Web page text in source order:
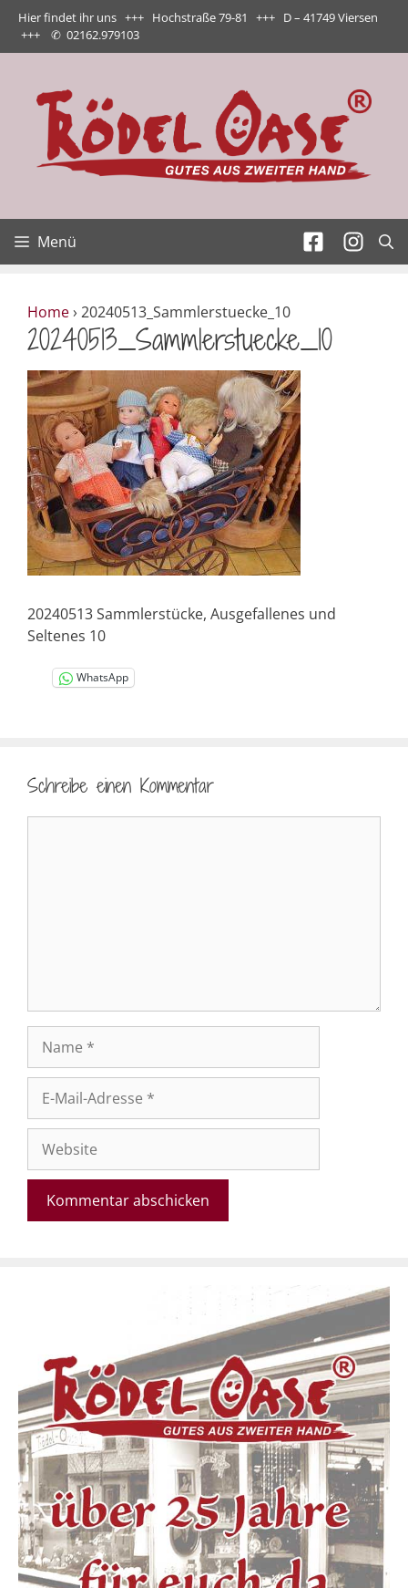
Zum
Inhalt
springen
Hier findet ihr uns +++ Hochstraße 79-81 +++ D – 41749 Viersen
+++ ✆ 02162.979103
Menü
Home› 20240513_Sammlerstuecke_10
20240513_Sammlerstuecke_10
20240513 Sammlerstücke, Ausgefallenes und
Seltenes 10
WhatsApp
Schreibe einen Kommentar
Mail-
Adresse
Website